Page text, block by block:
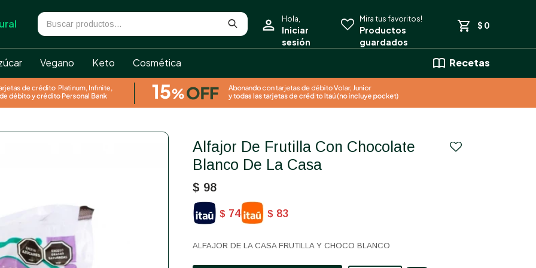
Vegano Keto Cosmética Recetas
$ 0
Alfajor De Frutilla Con Chocolate
Blanco De La Casa
$ 98
$ 74 $ 83
ALFAJOR DE LA CASA FRUTILLA Y CHOCO BLANCO